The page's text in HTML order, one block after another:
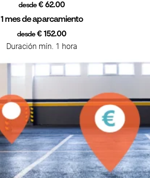
desde € 62.00
1 mes de aparcamiento
desde € 152.00
Duración mín. 1 hora